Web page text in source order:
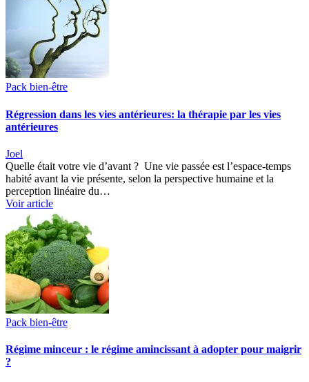
Pack bien-être
Régression dans les vies antérieures: la thérapie par les vies
antérieures
Joel
Quelle était votre vie d’avant ? Une vie passée est l’espace-temps
habité avant la vie présente, selon la perspective humaine et la
perception linéaire du…
Voir article
Pack bien-être
Régime minceur : le régime amincissant à adopter pour maigrir
?